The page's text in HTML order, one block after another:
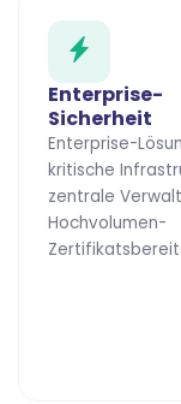
Enterprise-
Sicherheit
Enterprise-
kritische
zentrale
Hochvolumen-